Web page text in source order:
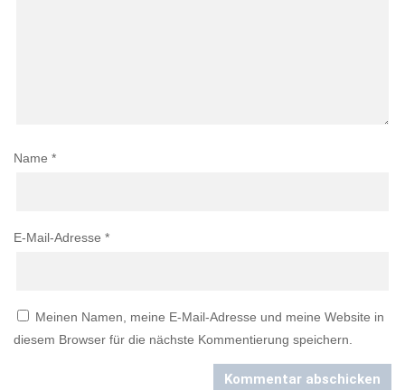
Name *
E-Mail-Adresse *
Meinen Namen, meine E-Mail-Adresse und meine Website in
diesem Browser für die nächste Kommentierung speichern.
Kommentar abschicken